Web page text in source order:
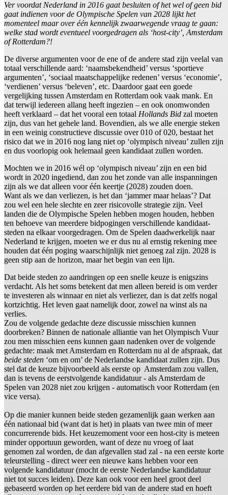
Ver voordat Nederland in 2016 gaat besluiten of het wel of geen bid
gaat indienen voor de Olympische Spelen van 2028 lijkt het
momenteel maar over één kennelijk zwaarwegende vraag te gaan:
welke stad wordt eventueel voorgedragen als ‘host-city’, Amsterdam
of Rotterdam?!
De diverse argumenten voor de ene of de andere stad zijn veelal van
totaal verschillende aard: ‘naamsbekendheid’ versus ‘sportieve
argumenten’, ‘sociaal maatschappelijke redenen’ versus ‘economie’,
‘verdienen’ versus ‘beleven’, etc. Daardoor gaat een goede
vergelijking tussen Amsterdam en Rotterdam ook vaak mank. En
dat terwijl iedereen allang heeft ingezien – en ook onomwonden
heeft verklaard – dat het vooral een totaal Hollands Bid zal moeten
zijn, dus van het gehele land. Bovendien, als we alle energie steken
in een weinig constructieve discussie over 010 of 020, bestaat het
risico dat we in 2016 nog lang niet op ‘olympisch niveau’ zullen zijn
en dus voorlopig ook helemaal geen kandidaat zullen worden.
Mochten we in 2016 wél op ‘olympisch niveau’ zijn en een bid
wordt in 2020 ingediend, dan zou het zonde van alle inspanningen
zijn als we dat alleen voor één keertje (2028) zouden doen.
Want als we dan verliezen, is het dan ‘jammer maar helaas’? Dat
zou wel een hele slechte en zeer risicovolle strategie zijn. Veel
landen die de Olympische Spelen hebben mogen houden, hebben
ten behoeve van meerdere bidpogingen verschillende kandidaat-
steden na elkaar voorgedragen. Om de Spelen daadwerkelijk naar
Nederland te krijgen, moeten we er dus nu al ernstig rekening mee
houden dat één poging waarschijnlijk niet genoeg zal zijn. 2028 is
geen stip aan de horizon, maar het begin van een lijn.
Dat beide steden zo aandringen op een snelle keuze is enigszins
verdacht. Als het soms betekent dat men alleen bereid is om verder
te investeren als winnaar en niet als verliezer, dan is dat zelfs nogal
kortzichtig. Het leven gaat namelijk door, zowel na winst als na
verlies.
Zou de volgende gedachte deze discussie misschien kunnen
doorbreken? Binnen de nationale alliantie van het Olympisch Vuur
zou men misschien eens kunnen gaan nadenken over de volgende
gedachte: maak met Amsterdam en Rotterdam nu al de afspraak, dat
beide steden ‘om en om’ de Nederlandse kandidaat zullen zijn. Dus
stel dat de keuze bijvoorbeeld als eerste op Amsterdam zou vallen,
dan is tevens de eerstvolgende kandidatuur - als Amsterdam de
Spelen van 2028 niet zou krijgen - automatisch voor Rotterdam (en
vice versa).
Op die manier kunnen beide steden gezamenlijk gaan werken aan
één nationaal bid (want dat is het) in plaats van twee min of meer
concurrerende bids. Het keuzemoment voor een host-city is meteen
minder opportuun geworden, want of deze nu vroeg of laat
genomen zal worden, de dan afgevallen stad zal - na een eerste korte
teleurstelling - direct weer een nieuwe kans hebben voor een
volgende kandidatuur (mocht de eerste Nederlandse kandidatuur
niet tot succes leiden). Deze kan ook voor een heel groot deel
gebaseerd worden op het eerdere bid van de andere stad en hoeft